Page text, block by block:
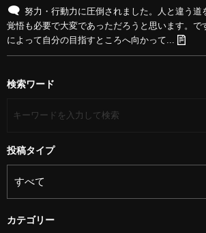
努力・行動力に圧倒されました。人と違う道
覚悟も必要で大変であっただろうと思います。で
によって自分の目指すところへ向かって...
検索ワード
投稿タイプ
カテゴリー